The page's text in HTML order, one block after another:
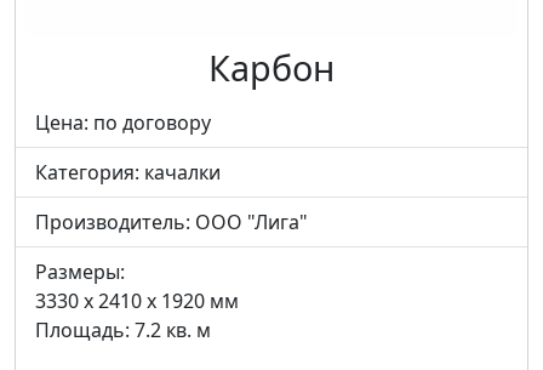
Карбон
Цена: по договору
Категория: качалки
Производитель: ООО "Лига"
Размеры:
3330 x 2410 x 1920 мм
Площадь: 7.2 кв. м